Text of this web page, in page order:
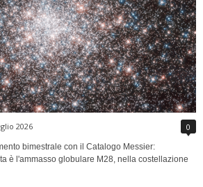
2026 0
bimestrale con il Catalogo Messier:
è l'ammasso globulare M28, nella costellazione